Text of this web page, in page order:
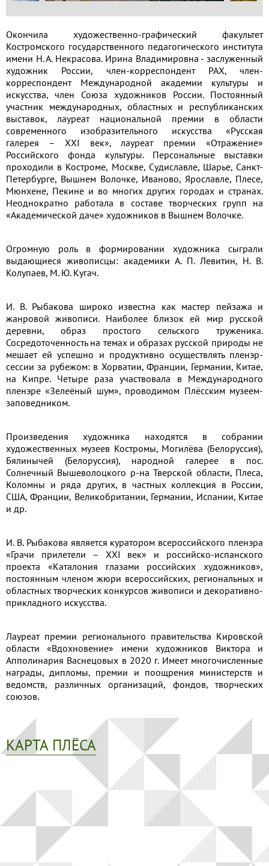
Окончила художественно-графический факультет
Костромского государственного педагогического института
имени Н. А. Некрасова. Ирина Владимировна - заслуженный
художник России, член-корреспондент РАХ, член-
корреспондент Международной академии культуры и
искусства, член Союза художников России. Постоянный
участник международных, областных и республиканских
выставок, лауреат национальной премии в области
современного изобразительного искусства «Русская
галерея – ХХI век», лауреат премии «Отражение»
Российского фонда культуры. Персональные выставки
проходили в Костроме, Москве, Судиславле, Шарье, Санкт-
Петербурге, Вышнем Волочке, Иваново, Ярославле, Плесе,
Мюнхене, Пекине и во многих других городах и странах.
Неоднократно работала в составе творческих групп на
«Академической даче» художников в Вышнем Волочке.
Огромную роль в формировании художника сыграли
выдающиеся живописцы: академики А. П. Левитин, Н. В.
Колупаев, М. Ю. Кугач.
И. В. Рыбакова широко известна как мастер пейзажа и
жанровой живописи. Наиболее близок ей мир русской
деревни, образ простого сельского труженика.
Сосредоточенность на темах и образах русской природы не
мешает ей успешно и продуктивно осуществлять пленэр-
сессии за рубежом: в Хорватии, Франции, Германии, Китае,
на Кипре. Четыре раза участвовала в Международного
пленэре «Зелеёный шум», проводимом Плёсским музеем-
заповедником.
Произведения художника находятся в собрании
художественных музеев Костромы, Могилёва (Белоруссия),
Бялинычей (Белоруссия), народной галерее в пос.
Солнечный Вышеволоцкого р-на Тверской области, Плеса,
Коломны и ряда других, в частных коллекция в России,
США, Франции, Великобритании, Германии, Испании, Китае
и др.
И. В. Рыбакова является куратором всероссийского пленэра
«Грачи прилетели – XXI век» и российско-испанского
проекта «Каталония глазами российских художников»,
постоянным членом жюри всероссийских, региональных и
областных творческих конкурсов живописи и декоративно-
прикладного искусства.
Лауреат премии регионального правительства Кировской
области «Вдохновение» имени художников Виктора и
Апполинария Васнецовых в 2020 г. Имеет многочисленные
награды, дипломы, премии и поощрения министерств и
ведомств, различных организаций, фондов, творческих
союзов.
КАРТА ПЛЁСА